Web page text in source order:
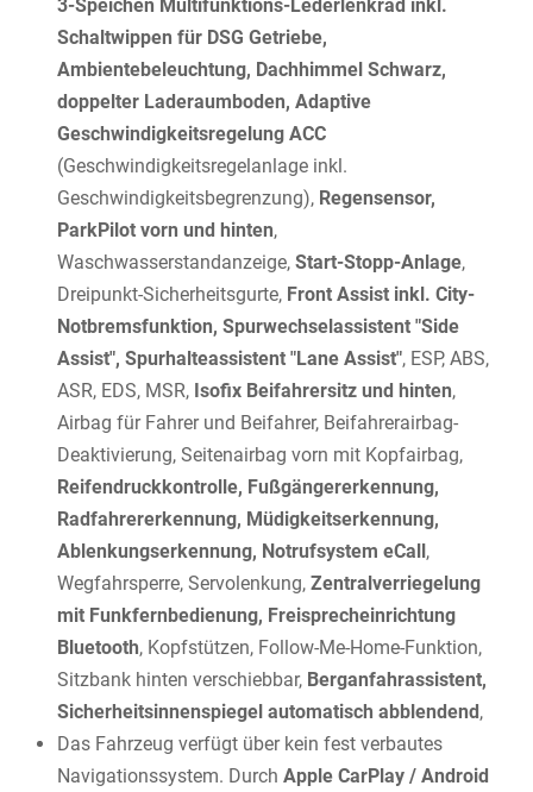
3-Speichen Multifunktions-Lederlenkrad inkl.
Schaltwippen für DSG Getriebe,
Ambientebeleuchtung, Dachhimmel Schwarz,
doppelter Laderaumboden, Adaptive
Geschwindigkeitsregelung ACC
(Geschwindigkeitsregelanlage inkl.
Geschwindigkeitsbegrenzung), Regensensor,
ParkPilot vorn und hinten,
Waschwasserstandanzeige, Start-Stopp-Anlage,
Dreipunkt-Sicherheitsgurte, Front Assist inkl. City-
Notbremsfunktion, Spurwechselassistent "Side
Assist", Spurhalteassistent "Lane Assist", ESP, ABS,
ASR, EDS, MSR, Isofix Beifahrersitz und hinten,
Airbag für Fahrer und Beifahrer, Beifahrerairbag-
Deaktivierung, Seitenairbag vorn mit Kopfairbag,
Reifendruckkontrolle, Fußgängererkennung,
Radfahrererkennung, Müdigkeitserkennung,
Ablenkungserkennung, Notrufsystem eCall ,
Wegfahrsperre, Servolenkung, Zentralverriegelung
mit Funkfernbedienung, Freisprecheinrichtung
Bluetooth, Kopfstützen, Follow-Me-Home-Funktion,
Sitzbank hinten verschiebbar, Berganfahrassistent,
Sicherheitsinnenspiegel automatisch abblendend ,
Das Fahrzeug verfügt über kein fest verbautes
Navigationssystem. Durch Apple CarPlay / Android